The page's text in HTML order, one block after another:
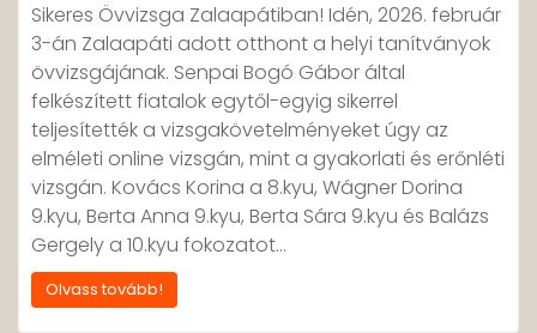
Sikeres Övvizsga Zalaapátiban! Idén, 2026. február
3-án Zalaapáti adott otthont a helyi tanítványok
övvizsgájának. Senpai Bogó Gábor által
felkészített fiatalok egytől-egyig sikerrel
teljesítették a vizsgakövetelményeket úgy az
elméleti online vizsgán, mint a gyakorlati és erőnléti
vizsgán. Kovács Korina a 8.kyu, Wágner Dorina
9.kyu, Berta Anna 9.kyu, Berta Sára 9.kyu és Balázs
Gergely a 10.kyu fokozatot…
Olvass tovább!